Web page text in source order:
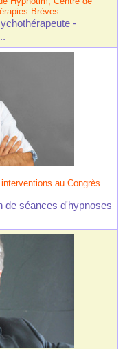
Brèves
-
au Congrès
de séances d'hypnoses